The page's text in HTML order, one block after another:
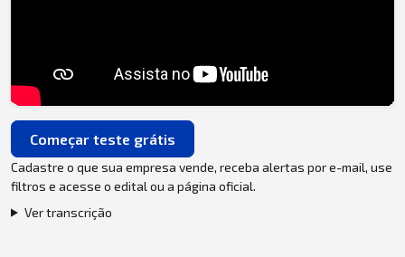
Começar teste grátis
Cadastre o que sua empresa vende, receba alertas por e-mail, use
filtros e acesse o edital ou a página oficial.
Ver transcrição